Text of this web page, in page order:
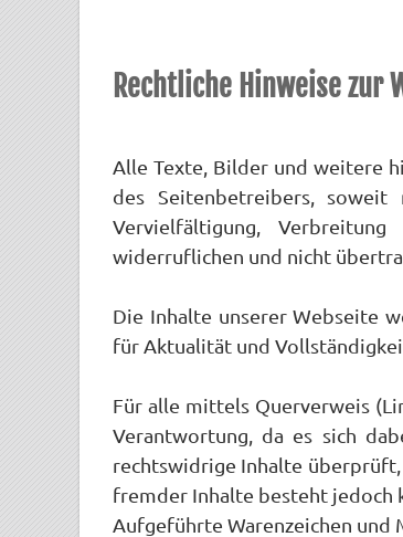
Rechtliche Hinweise zur
Alle Texte, Bilder und weitere
des Seitenbetreibers,
Vervielfältigung,
widerruflichen und nicht
Die Inhalte unserer Webseite
für Aktualität und
Für alle mittels Querverweis
Verantwortung, da es sich
rechtswidrige Inhalte
fremder Inhalte besteht jedoch
Aufgeführte Warenzeichen und